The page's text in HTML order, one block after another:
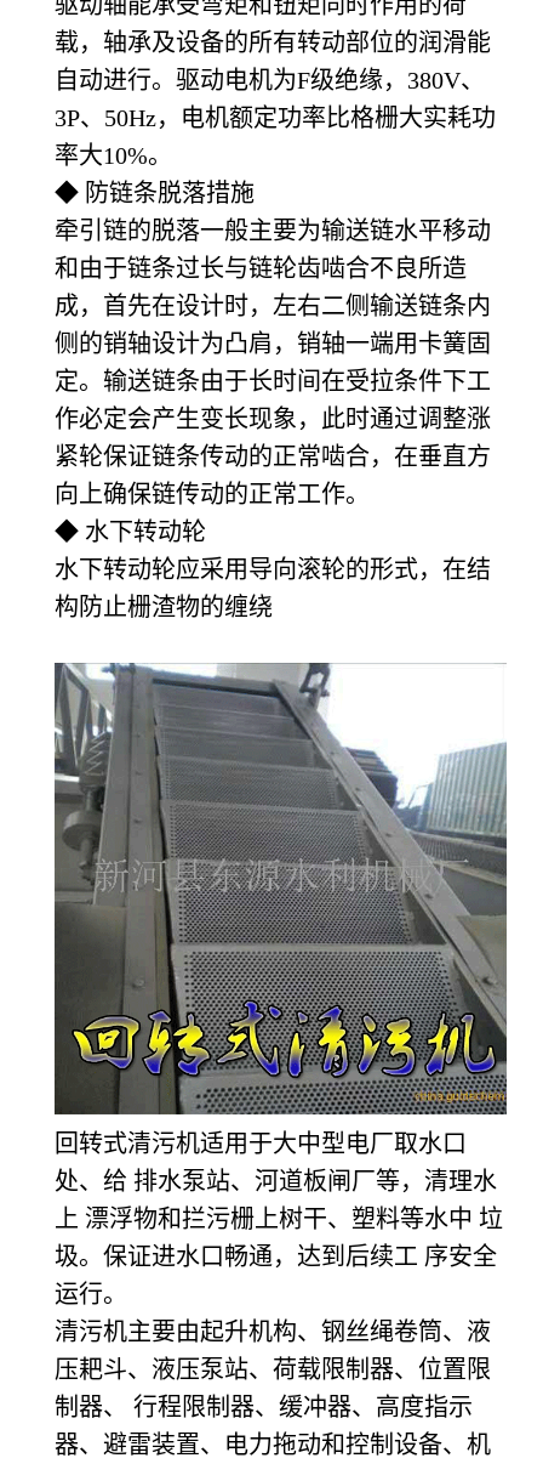
载，轴承及设备的所有转动部位的润滑能
自动进行。驱动电机为F级绝缘，380V、
3P、50Hz，电机额定功率比格栅大实耗功
率大10%。
◆ 防链条脱落措施
牵引链的脱落一般主要为输送链水平移动
和由于链条过长与链轮齿啮合不良所造
成，首先在设计时，左右二侧输送链条内
侧的销轴设计为凸肩，销轴一端用卡簧固
定。输送链条由于长时间在受拉条件下工
作必定会产生变长现象，此时通过调整涨
紧轮保证链条传动的正常啮合，在垂直方
向上确保链传动的正常工作。
◆ 水下转动轮
水下转动轮应采用导向滚轮的形式，在结
构防止栅渣物的缠绕
回转式清污机适用于大中型电厂取水口
处、给 排水泵站、河道板闸厂等，清理水
上 漂浮物和拦污栅上树干、塑料等水中 垃
圾。保证进水口畅通，达到后续工 序安全
运行。
清污机主要由起升机构、钢丝绳卷筒、液
压耙斗、液压泵站、荷载限制器、位置限
制器、 行程限制器、缓冲器、高度指示
器、避雷装置、电力拖动和控制设备、机